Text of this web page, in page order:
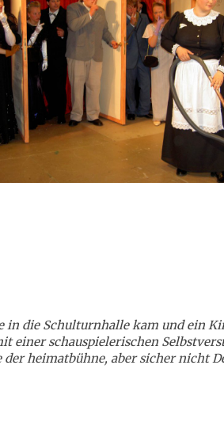
in die Schulturnhalle kam und ein
schauspielerischen
heimatbühne, aber sicher nicht